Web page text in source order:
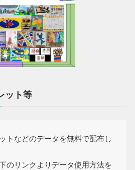
ット等
トなどのデータを無料で配布し
のリンクよりデータ使用方法を